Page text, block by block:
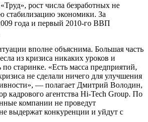
рост числа безработных не
стабилизацию экономики. За
года и первый 2010-го ВВП
вполне объяснима. Большая часть
из кризиса никаких уроков и
по старинке. «Есть масса предприятий,
не сделали ничего для улучшения
— полагает Дмитрий Володин,
кадрового агентства Hi-Tech Group. По
компании не проведут
выдержат конкуренции и уйдут с